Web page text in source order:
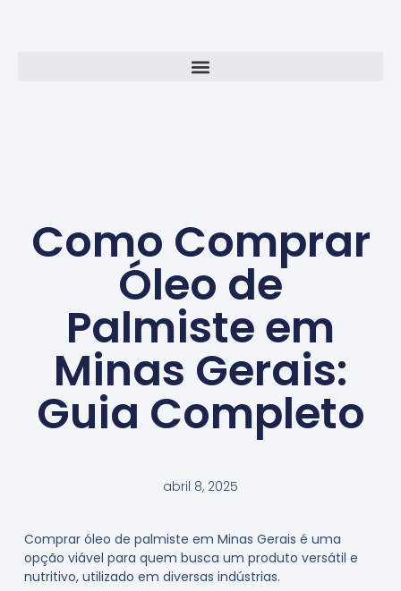
Como Comprar
Óleo de
Palmiste em
Minas Gerais:
Guia Completo
abril 8, 2025
Comprar óleo de palmiste em Minas Gerais é uma
opção viável para quem busca um produto versátil e
nutritivo, utilizado em diversas indústrias.